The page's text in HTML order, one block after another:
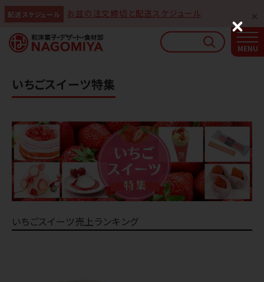
配送スケジュール お盆の注文締切と配送スケジュール
いちごスイーツ特集
いちごスイーツ売上ランキング
なごみやAIガイド
AIがなごみやの使い方をお答えします
C
l
o